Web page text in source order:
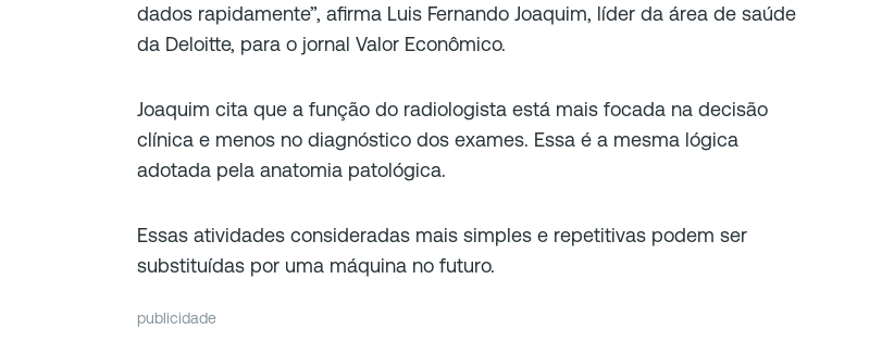
dados rapidamente”, afirma Luis Fernando Joaquim, líder da área de saúde
da Deloitte, para o jornal Valor Econômico.
Joaquim cita que a função do radiologista está mais focada na decisão
clínica e menos no diagnóstico dos exames. Essa é a mesma lógica
adotada pela anatomia patológica.
Essas atividades consideradas mais simples e repetitivas podem ser
substituídas por uma máquina no futuro.
publicidade